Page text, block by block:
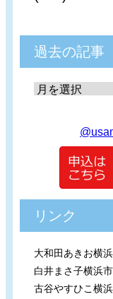
過去の記事
リンク
大和田あきお横
白井まさ子横浜
古谷やすひこ横